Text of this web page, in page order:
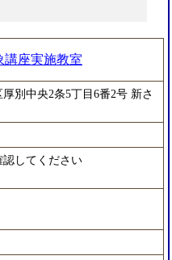
講座実施教室
別中央2条5丁目6番2号 新さ
してください